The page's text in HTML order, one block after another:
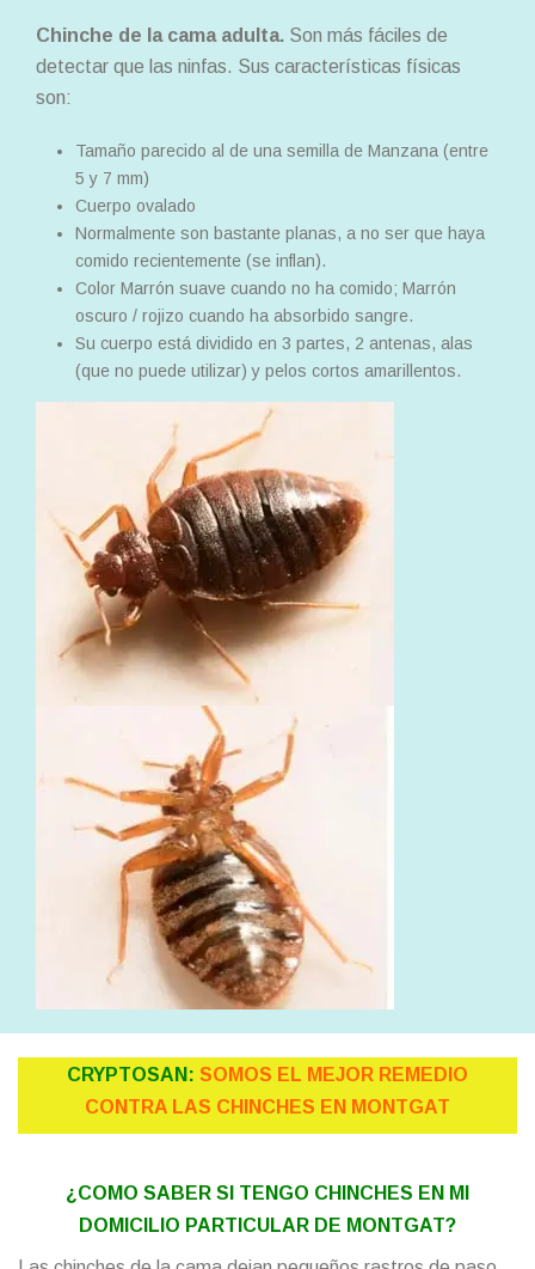
Chinche de la cama adulta. Son más fáciles de
detectar que las ninfas. Sus características físicas
son:
Tamaño parecido al de una semilla de Manzana (entre
5 y 7 mm)
Cuerpo ovalado
Normalmente son bastante planas, a no ser que haya
comido recientemente (se inflan).
Color Marrón suave cuando no ha comido; Marrón
oscuro / rojizo cuando ha absorbido sangre.
Su cuerpo está dividido en 3 partes, 2 antenas, alas
(que no puede utilizar) y pelos cortos amarillentos.
CRYPTOSAN: SOMOS EL MEJOR REMEDIO
CONTRA LAS CHINCHES EN MONTGAT
¿COMO SABER SI TENGO CHINCHES EN MI
DOMICILIO PARTICULAR DE MONTGAT?